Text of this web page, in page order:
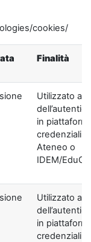
cookies/
Finalità
Utilizzato ai
in
credenziali di
Ateneo o
IDEM/
Utilizzato ai
in
credenziali di